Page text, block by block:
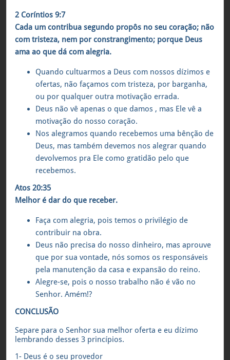
2 Coríntios 9:7
Cada um contribua segundo propôs no seu coração; não
com tristeza, nem por constrangimento; porque Deus
ama ao que dá com alegria.
Quando cultuarmos a Deus com nossos dízimos e
ofertas, não façamos com tristeza, por barganha,
ou por qualquer outra motivação errada.
Deus não vê apenas o que damos , mas Ele vê a
motivação do nosso coração.
Nos alegramos quando recebemos uma bênção de
Deus, mas também devemos nos alegrar quando
devolvemos pra Ele como gratidão pelo que
recebemos.
Atos 20:35
Melhor é dar do que receber.
Faça com alegria, pois temos o privilégio de
contribuir na obra.
Deus não precisa do nosso dinheiro, mas aprouve
que por sua vontade, nós somos os responsáveis
pela manutenção da casa e expansão do reino.
Alegre-se, pois o nosso trabalho não é vão no
Senhor. Amém!?
CONCLUSÃO
Separe para o Senhor sua melhor oferta e eu dízimo
lembrando desses 3 princípios.
1- Deus é o seu provedor